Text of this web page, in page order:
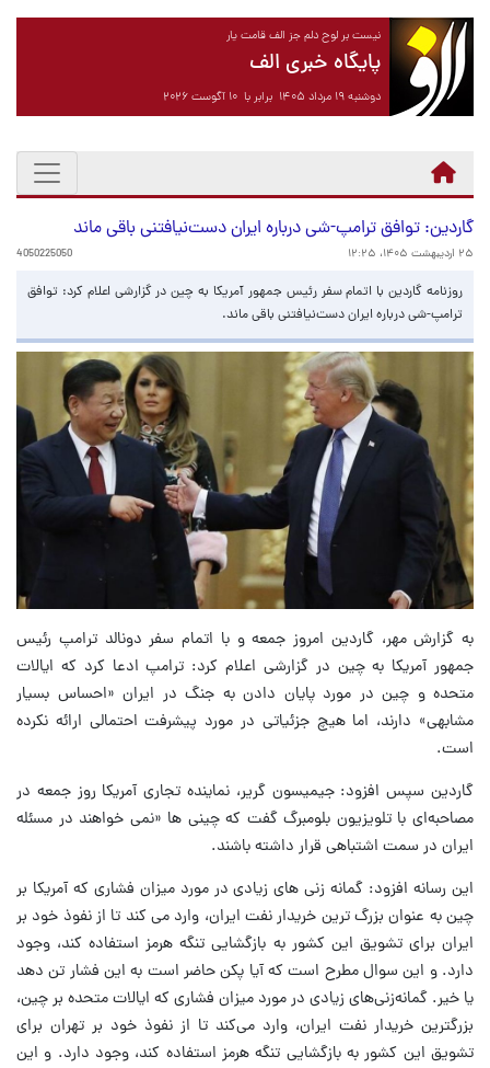
نیست بر لوح دلم جز الف قامت یار
پایگاه خبری الف
دوشنبه ۱۹ مرداد ۱۴۰۵ برابر با ۱۰ آگوست ۲۰۲۶
گاردین: توافق ترامپ-شی درباره ایران دست‌نیافتنی باقی ماند
۲۵ اردیبهشت ۱۴۰۵، ۱۲:۲۵ 4050225050
روزنامه گاردین با اتمام سفر رئیس جمهور آمریکا به چین در گزارشی اعلام کرد: توافق
ترامپ-شی درباره ایران دست‌نیافتنی باقی ماند.
به گزارش مهر، گاردین امروز جمعه و با اتمام سفر دونالد ترامپ رئیس
جمهور آمریکا به چین در گزارشی اعلام کرد: ترامپ ادعا کرد که ایالات
متحده و چین در مورد پایان دادن به جنگ در ایران «احساس بسیار
مشابهی» دارند، اما هیچ جزئیاتی در مورد پیشرفت احتمالی ارائه نکرده
است.
گاردین سپس افزود: جیمیسون گریر، نماینده تجاری آمریکا روز جمعه در
مصاحبه‌ای با تلویزیون بلومبرگ گفت که چینی‌ ها «نمی‌ خواهند در مسئله
ایران در سمت اشتباهی قرار داشته باشند.
این رسانه افزود: گمانه‌ زنی‌ های زیادی در مورد میزان فشاری که آمریکا بر
چین به عنوان بزرگ ترین خریدار نفت ایران، وارد می‌ کند تا از نفوذ خود بر
ایران برای تشویق این کشور به بازگشایی تنگه هرمز استفاده کند، وجود
دارد. و این سوال مطرح است که آیا پکن حاضر است به این فشار تن دهد
یا خیر. گمانه‌زنی‌های زیادی در مورد میزان فشاری که ایالات متحده بر چین،
بزرگترین خریدار نفت ایران، وارد می‌کند تا از نفوذ خود بر تهران برای
تشویق این کشور به بازگشایی تنگه هرمز استفاده کند، وجود دارد. و این